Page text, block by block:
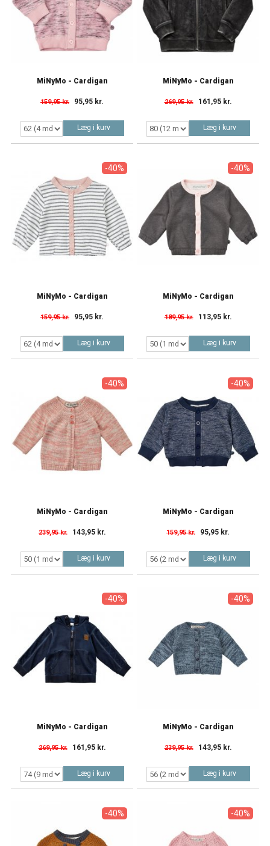
MiNyMo - Cardigan
159,95 kr. 95,95 kr.
Læg i kurv
MiNyMo - Cardigan
269,95 kr. 161,95 kr.
Læg i kurv
-40%
MiNyMo - Cardigan
159,95 kr. 95,95 kr.
Læg i kurv
-40%
MiNyMo - Cardigan
189,95 kr. 113,95 kr.
Læg i kurv
-40%
MiNyMo - Cardigan
239,95 kr. 143,95 kr.
Læg i kurv
-40%
MiNyMo - Cardigan
159,95 kr. 95,95 kr.
Læg i kurv
-40%
MiNyMo - Cardigan
269,95 kr. 161,95 kr.
Læg i kurv
-40%
MiNyMo - Cardigan
239,95 kr. 143,95 kr.
Læg i kurv
-40% -40%